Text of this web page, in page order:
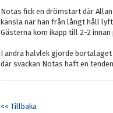
Notas fick en drömstart där
känsla när han från långt håll
Gästerna kom ikapp till 2-2 innan
I andra halvlek gjorde
där svackan Notas haft en
<< Tillbaka